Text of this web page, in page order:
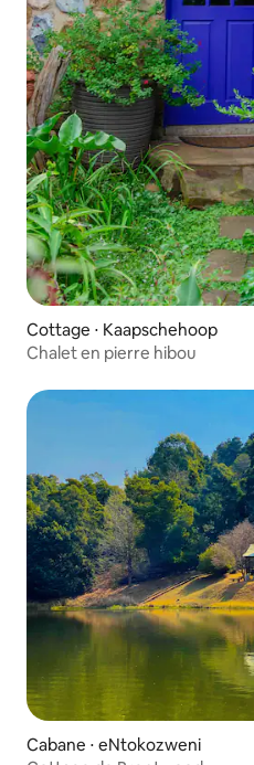
Cottage ⋅ Kaapschehoop
Chalet en pierre hibou
Cabane ⋅ eNtokozweni